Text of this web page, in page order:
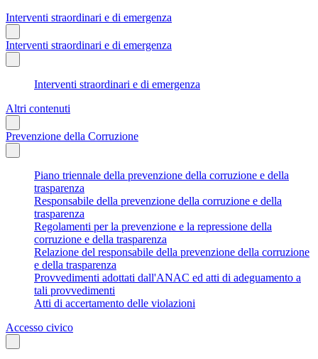
Interventi straordinari e di emergenza
Interventi straordinari e di emergenza
Interventi straordinari e di emergenza
Altri contenuti
Prevenzione della Corruzione
Piano triennale della prevenzione della corruzione e della
trasparenza
Responsabile della prevenzione della corruzione e della
trasparenza
Regolamenti per la prevenzione e la repressione della
corruzione e della trasparenza
Relazione del responsabile della prevenzione della corruzione
e della trasparenza
Provvedimenti adottati dall'ANAC ed atti di adeguamento a
tali provvedimenti
Atti di accertamento delle violazioni
Accesso civico